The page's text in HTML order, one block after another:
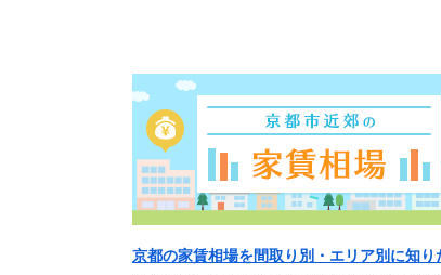
京都の家賃相場を間取り別・エリア別に知り